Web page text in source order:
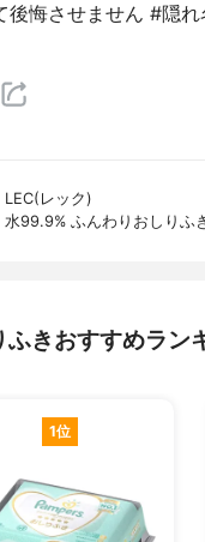
後悔させません #隠
LEC(レック)
水99.9% ふんわりおしりふ
ふきおすすめラン
1位